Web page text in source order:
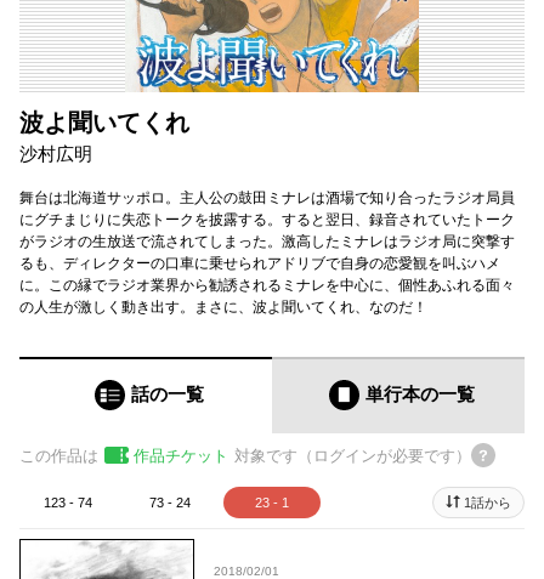
波よ聞いてくれ
沙村広明
舞台は北海道サッポロ。主人公の鼓田ミナレは酒場で知り合ったラジオ局員
にグチまじりに失恋トークを披露する。すると翌日、録音されていたトーク
がラジオの生放送で流されてしまった。激高したミナレはラジオ局に突撃す
るも、ディレクターの口車に乗せられアドリブで自身の恋愛観を叫ぶハメ
に。この縁でラジオ業界から勧誘されるミナレを中心に、個性あふれる面々
の人生が激しく動き出す。まさに、波よ聞いてくれ、なのだ！
話の一覧 単行本の一覧
この作品は 作品チケット 対象です（ログインが必要です）
123 - 74 73 - 24 23 - 1 1話から
2018/02/01